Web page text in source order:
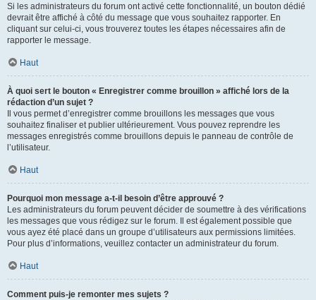
Si les administrateurs du forum ont activé cette fonctionnalité, un bouton dédié
devrait être affiché à côté du message que vous souhaitez rapporter. En
cliquant sur celui-ci, vous trouverez toutes les étapes nécessaires afin de
rapporter le message.
Haut
À quoi sert le bouton « Enregistrer comme brouillon » affiché lors de la
rédaction d’un sujet ?
Il vous permet d’enregistrer comme brouillons les messages que vous
souhaitez finaliser et publier ultérieurement. Vous pouvez reprendre les
messages enregistrés comme brouillons depuis le panneau de contrôle de
l’utilisateur.
Haut
Pourquoi mon message a-t-il besoin d’être approuvé ?
Les administrateurs du forum peuvent décider de soumettre à des vérifications
les messages que vous rédigez sur le forum. Il est également possible que
vous ayez été placé dans un groupe d’utilisateurs aux permissions limitées.
Pour plus d’informations, veuillez contacter un administrateur du forum.
Haut
Comment puis-je remonter mes sujets ?